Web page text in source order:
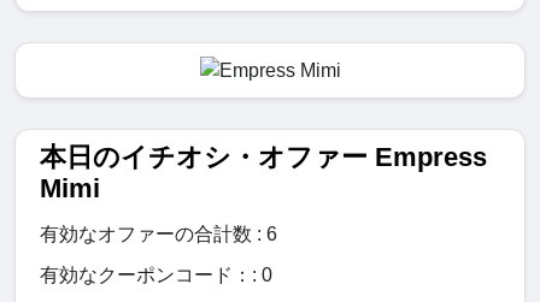
本日のイチオシ・オファー Empress
Mimi
有効なオファーの合計数 : 6
有効なクーポンコード：: 0